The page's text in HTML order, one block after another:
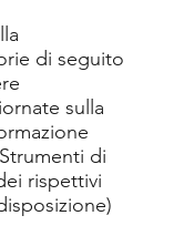
di seguito
sulla
di
rispettivi